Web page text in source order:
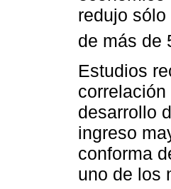
redujo
de más de
Estudios
desarrollo
ingreso
conforma
uno de los